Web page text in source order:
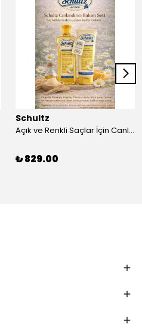
Schultz
Açık ve Renkli Saçlar İçin Canlandırıcı 2li Bakım Seti Şampuan + Saç Kremi
₺ 829.00